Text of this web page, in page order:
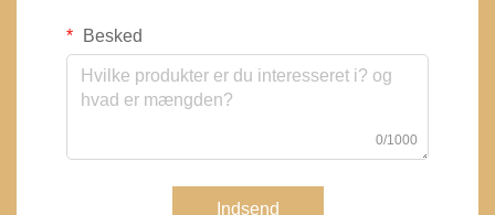
Besked
0/1000
Indsend